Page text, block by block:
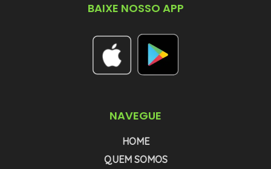
BAIXE NOSSO APP
NAVEGUE
HOME
QUEM SOMOS